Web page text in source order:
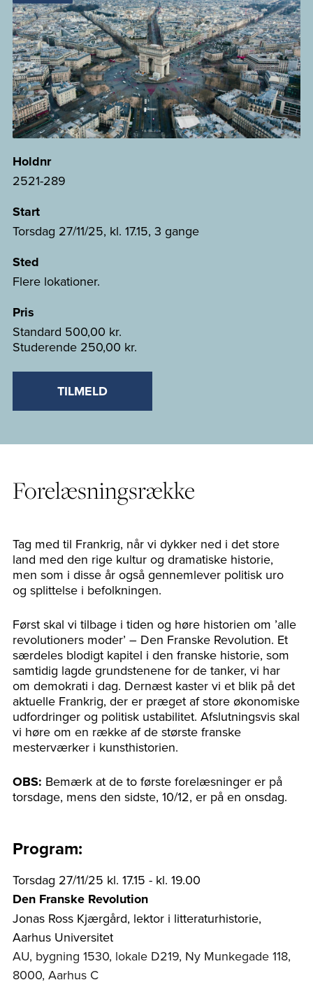
Holdnr
2521-289
Start
Torsdag 27/11/25, kl. 17.15, 3 gange
Sted
Flere lokationer.
Pris
Standard 500,00 kr.
Studerende 250,00 kr.
TILMELD
Forelæsningsrække
Tag med til Frankrig, når vi dykker ned i det store
land med den rige kultur og dramatiske historie,
men som i disse år også gennemlever politisk uro
og splittelse i befolkningen.
Først skal vi tilbage i tiden og høre historien om ’alle
revolutioners moder’ – Den Franske Revolution. Et
særdeles blodigt kapitel i den franske historie, som
samtidig lagde grundstenene for de tanker, vi har
om demokrati i dag. Dernæst kaster vi et blik på det
aktuelle Frankrig, der er præget af store økonomiske
udfordringer og politisk ustabilitet. Afslutningsvis skal
vi høre om en række af de største franske
mesterværker i kunsthistorien.
OBS: Bemærk at de to første forelæsninger er på
torsdage, mens den sidste, 10/12, er på en onsdag.
Program:
Torsdag 27/11/25 kl. 17.15 - kl. 19.00
Den Franske Revolution
Jonas Ross Kjærgård, lektor i litteraturhistorie,
Aarhus Universitet
AU, bygning 1530, lokale D219, Ny Munkegade 118,
8000, Aarhus C